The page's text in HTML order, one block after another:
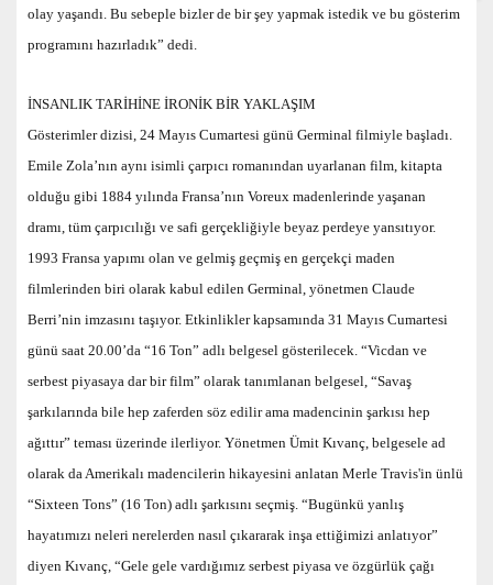
olay yaşandı. Bu sebeple bizler de bir şey yapmak istedik ve bu gösterim
programını hazırladık” dedi.
İNSANLIK TARİHİNE İRONİK BİR YAKLAŞIM
Gösterimler dizisi, 24 Mayıs Cumartesi günü Germinal filmiyle başladı.
Emile Zola’nın aynı isimli çarpıcı romanından uyarlanan film, kitapta
olduğu gibi 1884 yılında Fransa’nın Voreux madenlerinde yaşanan
dramı, tüm çarpıcılığı ve safi gerçekliğiyle beyaz perdeye yansıtıyor.
1993 Fransa yapımı olan ve gelmiş geçmiş en gerçekçi maden
filmlerinden biri olarak kabul edilen Germinal, yönetmen Claude
Berri’nin imzasını taşıyor. Etkinlikler kapsamında 31 Mayıs Cumartesi
günü saat 20.00’da “16 Ton” adlı belgesel gösterilecek. “Vicdan ve
serbest piyasaya dar bir film” olarak tanımlanan belgesel, “Savaş
şarkılarında bile hep zaferden söz edilir ama madencinin şarkısı hep
ağıttır” teması üzerinde ilerliyor. Yönetmen Ümit Kıvanç, belgesele ad
olarak da Amerikalı madencilerin hikayesini anlatan Merle Travis'in ünlü
“Sixteen Tons” (16 Ton) adlı şarkısını seçmiş. “Bugünkü yanlış
hayatımızı neleri nerelerden nasıl çıkararak inşa ettiğimizi anlatıyor”
diyen Kıvanç, “Gele gele vardığımız serbest piyasa ve özgürlük çağı